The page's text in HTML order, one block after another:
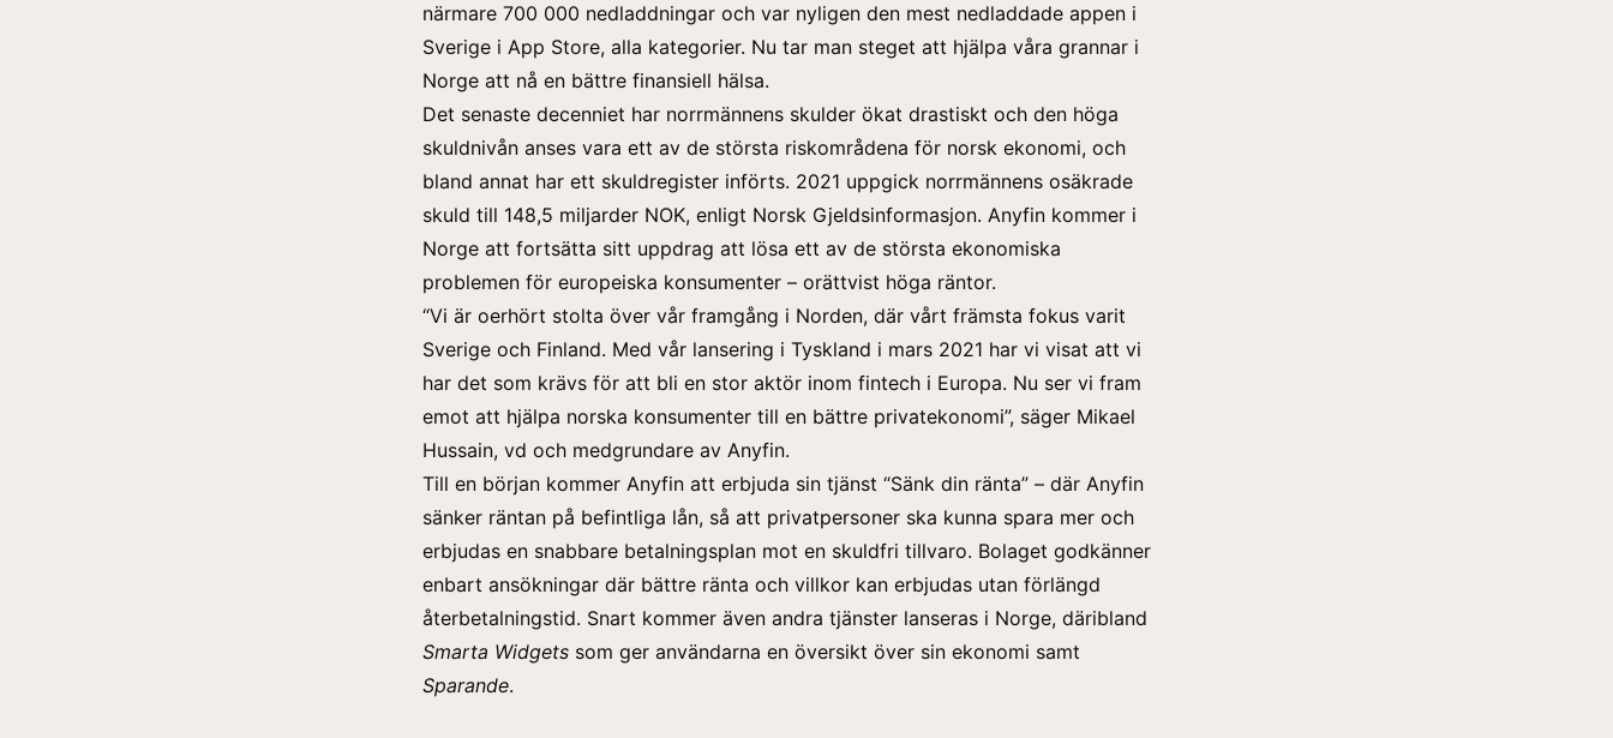
närmare 700 000 nedladdningar och var nyligen den mest nedladdade appen i
Sverige i App Store, alla kategorier. Nu tar man steget att hjälpa våra grannar i
Norge att nå en bättre finansiell hälsa.
Det senaste decenniet har norrmännens skulder ökat drastiskt och den höga
skuldnivån anses vara ett av de största riskområdena för norsk ekonomi, och
bland annat har ett skuldregister införts. 2021 uppgick norrmännens osäkrade
skuld till 148,5 miljarder NOK, enligt Norsk Gjeldsinformasjon. Anyfin kommer i
Norge att fortsätta sitt uppdrag att lösa ett av de största ekonomiska
problemen för europeiska konsumenter – orättvist höga räntor.
“Vi är oerhört stolta över vår framgång i Norden, där vårt främsta fokus varit
Sverige och Finland. Med vår lansering i Tyskland i mars 2021 har vi visat att vi
har det som krävs för att bli en stor aktör inom fintech i Europa. Nu ser vi fram
emot att hjälpa norska konsumenter till en bättre privatekonomi”, säger Mikael
Hussain, vd och medgrundare av Anyfin.
Till en början kommer Anyfin att erbjuda sin tjänst “Sänk din ränta” – där Anyfin
sänker räntan på befintliga lån, så att privatpersoner ska kunna spara mer och
erbjudas en snabbare betalningsplan mot en skuldfri tillvaro. Bolaget godkänner
enbart ansökningar där bättre ränta och villkor kan erbjudas utan förlängd
återbetalningstid. Snart kommer även andra tjänster lanseras i Norge, däribland
Smarta Widgets som ger användarna en översikt över sin ekonomi samt
Sparande.